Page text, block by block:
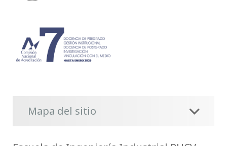
Mapa del sitio